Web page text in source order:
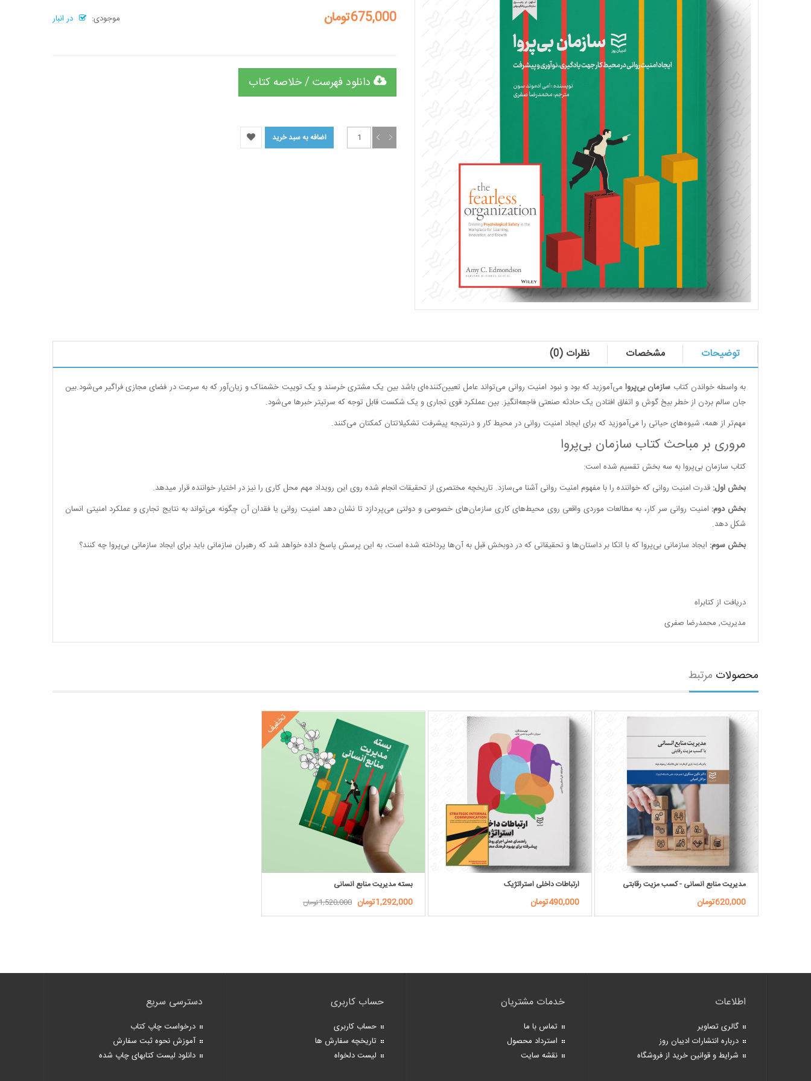
موجودی: در انبار 675,000تومان
دانلود فهرست / خلاصه کتاب
توضیحات مشخصات نظرات (0)
به واسطه خواندن کتاب سازمان بی‌پروا می‌آموزید که بود و نبود امنیت روانی می‌تواند عامل تعیین‌کننده‌ای باشد بین یک مشتری خرسند و یک توییت خشمناک و زیان‌آور که به سرعت در فضای مجازی فراگیر می‌شود.بین
جان سالم بردن از خطر بیخ گوش و اتفاق افتادن یک حادثه صنعتی فاجعه‌انگیز. بین عملکرد قوی تجاری و یک شکست قابل توجه که سرتیتر خبرها می‌شود.
مهم‌تر از همه، شیوه‌های حیاتی را می‌آموزید که برای ایجاد امنیت روانی در محیط کار و درنتیجه پیشرفت تشکیلاتتان کمکتان می‌کنند.
مروری بر مباحث کتاب سازمان بی‌پروا
کتاب سازمان بی‌پروا به سه بخش تقسیم شده است:
بخش اول: قدرت امنیت روانی که خواننده را با مفهوم امنیت روانی آشنا می‌سازد. تاریخچه مختصری از تحقیقات انجام شده روی این رویداد مهم محل کاری را نیز در اختیار خواننده قرار میدهد.
بخش دوم: امنیت روانی سر کار، به مطالعات موردی واقعی روی محیط‌های کاری سازمان‌های خصوصی و دولتی می‌پردازد تا نشان دهد امنیت روانی یا فقدان آن چگونه می‌تواند به نتایج تجاری و عملکرد امنیتی انسان
شکل دهد.
بخش سوم: ایجاد سازمانی بی‌پروا که با اتکا بر داستان‌ها و تحقیقاتی که در دوبخش قبل به آن‌ها پرداخته شده است، به این پرسش پاسخ داده خواهد شد که رهبران سازمانی باید برای ایجاد سازمانی بی‌پروا چه کنند؟
دریافت از کتابراه
مدیریت, محمدرضا صفری
محصولات مرتبط
مدیریت منابع انسانی - کسب مزیت رقابتی
620,000تومان
ارتباطات داخلی استراتژیک
490,000تومان
تخفیف
بسته مدیریت منابع انسانی
1,292,000تومان 1,520,000تومان
اطلاعات
گالری تصاویر
درباره انتشارات ادیبان روز
شرایط و قوانین خرید از فروشگاه
خدمات مشتریان
تماس با ما
استرداد محصول
نقشه سایت
حساب کاربری
حساب کاربری
تاریخچه سفارش ها
لیست دلخواه
دسترسی سریع
درخواست چاپ کتاب
آموزش نحوه ثبت سفارش
دانلود لیست کتابهای چاپ شده